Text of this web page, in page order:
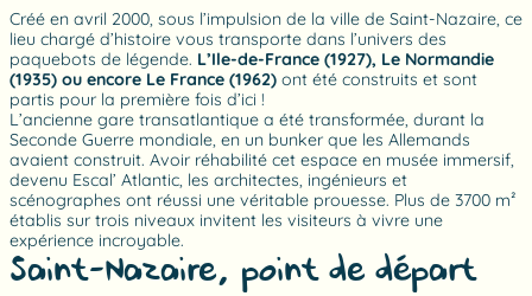
Créé en avril 2000, sous l’impulsion de la ville de Saint-Nazaire, ce
lieu chargé d’histoire vous transporte dans l’univers des
paquebots de légende. L’Ile-de-France (1927), Le Normandie
(1935) ou encore Le France (1962) ont été construits et sont
partis pour la première fois d’ici !
L’ancienne gare transatlantique a été transformée, durant la
Seconde Guerre mondiale, en un bunker que les Allemands
avaient construit. Avoir réhabilité cet espace en musée immersif,
devenu Escal’ Atlantic, les architectes, ingénieurs et
scénographes ont réussi une véritable prouesse. Plus de 3700 m²
établis sur trois niveaux invitent les visiteurs à vivre une
expérience incroyable.
Saint-Nazaire, point de départ